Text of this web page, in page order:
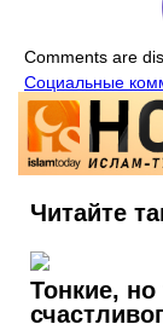
Comments are
Социальные
Читайте
Тонкие,